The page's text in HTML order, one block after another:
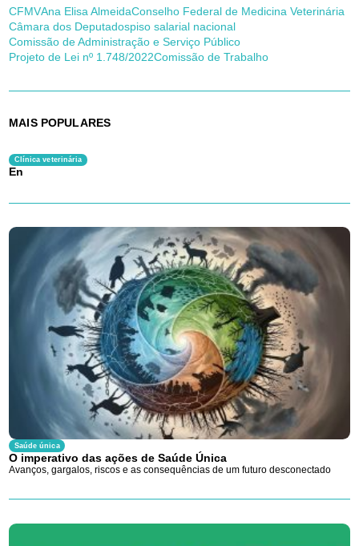
CFMVAna Elisa AlmeidaConselho Federal de Medicina Veterinária
Câmara dos Deputadospiso salarial nacional
Comissão de Administração e Serviço Público
Projeto de Lei nº 1.748/2022Comissão de Trabalho
MAIS POPULARES
Clínica veterinária
En
Saúde única
O imperativo das ações de Saúde Única
Avanços, gargalos, riscos e as consequências de um futuro desconectado